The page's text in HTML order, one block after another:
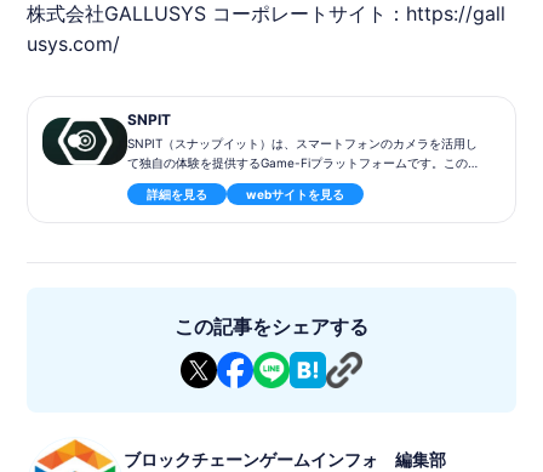
株式会社GALLUSYS コーポレートサイト： https://gall
usys.com/
SNPIT
SNPIT（スナップイット）は、スマートフォンのカメラを活用し
て独自の体験を提供するGame-Fiプラットフォームです。このゲ
ームでは、カメラNFTを使用して写真撮影を行い、撮影を通じて
SNPITトークンを獲得することが可能です​。
ユーザーは、カメラNFTを活用して、スマートフォンで撮影した
しい形のゲーム体験を提供します​​。
SNPITは、世界初のSnap to Earn型NFTゲームとして位置づけら
◾️基本情報
詳細を見る webサイトを見る
この記事をシェアする
ブロックチェーンゲームインフォ 編集部